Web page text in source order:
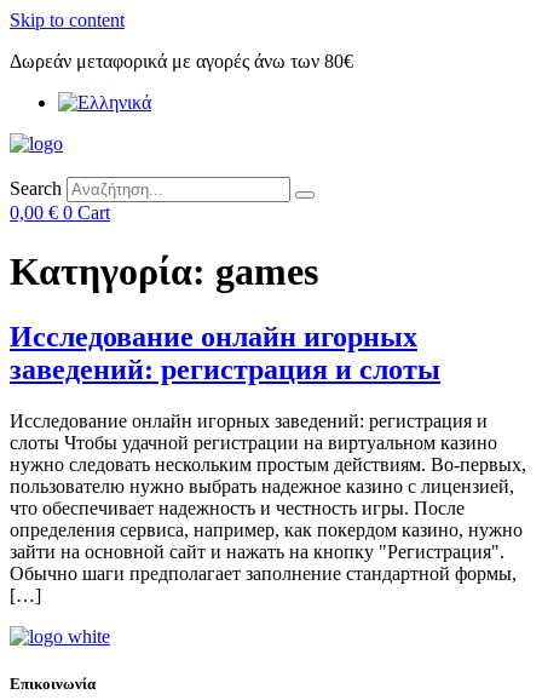
Skip to content
Δωρεάν μεταφορικά με αγορές άνω των 80€
Search
0,00 € 0 Cart
Κατηγορία: games
Исследование онлайн игорных
заведений: регистрация и слоты
Исследование онлайн игорных заведений: регистрация и
слоты Чтобы удачной регистрации на виртуальном казино
нужно следовать нескольким простым действиям. Во-первых,
пользователю нужно выбрать надежное казино с лицензией,
что обеспечивает надежность и честность игры. После
определения сервиса, например, как покердом казино, нужно
зайти на основной сайт и нажать на кнопку "Регистрация".
Обычно шаги предполагает заполнение стандартной формы,
[…]
Επικοινωνία